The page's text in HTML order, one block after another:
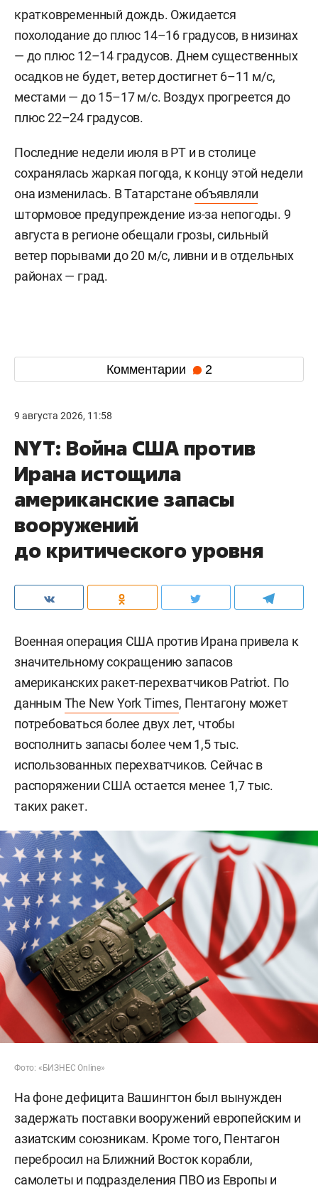
кратковременный дождь. Ожидается
похолодание до плюс 14–16 градусов, в низинах
— до плюс 12–14 градусов. Днем существенных
осадков не будет, ветер достигнет 6–11 м/c,
местами — до 15–17 м/с. Воздух прогреется до
плюс 22–24 градусов.
Последние недели июля в РТ и в столице
сохранялась жаркая погода, к концу этой недели
она изменилась. В Татарстанеобъявляли
штормовое предупреждение из-за непогоды. 9
августа в регионе обещали грозы, сильный
ветер порывами до 20 м/с, ливни и в отдельных
районах — град.
Комментарии 2
9 августа 2026, 11:58
NYT: Война США против
Ирана истощила
американские запасы
вооружений
до критического уровня
Военная операция США против Ирана привела к
значительному сокращению запасов
американских ракет-перехватчиков Patriot. По
данным The New York Times, Пентагону может
потребоваться более двух лет, чтобы
восполнить запасы более чем 1,5 тыс.
использованных перехватчиков. Сейчас в
распоряжении США остается менее 1,7 тыс.
таких ракет.
Фото: «БИЗНЕС Online»
На фоне дефицита Вашингтон был вынужден
задержать поставки вооружений европейским и
азиатским союзникам. Кроме того, Пентагон
перебросил на Ближний Восток корабли,
самолеты и подразделения ПВО из Европы и